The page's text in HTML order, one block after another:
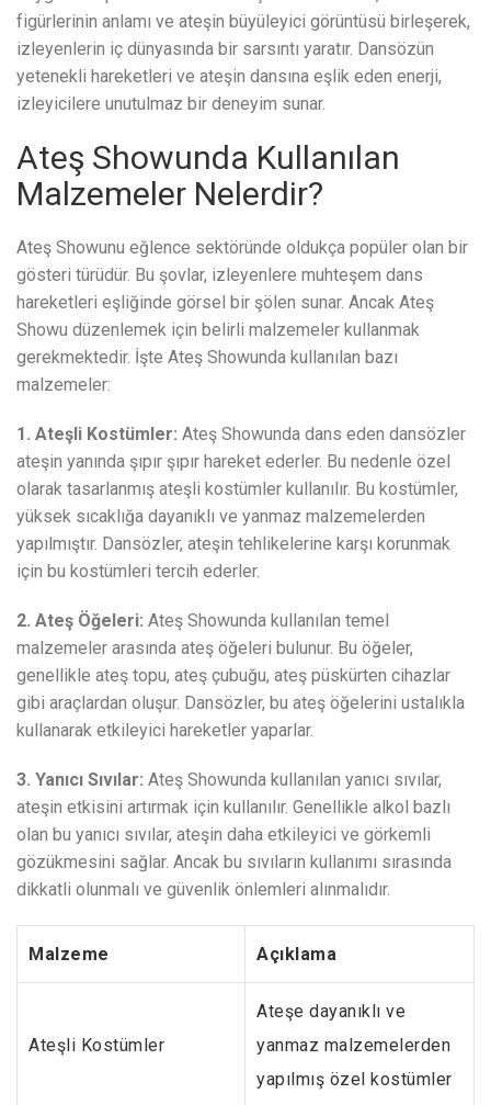
figürlerinin anlamı ve ateşin büyüleyici görüntüsü birleşerek,
izleyenlerin iç dünyasında bir sarsıntı yaratır. Dansözün
yetenekli hareketleri ve ateşin dansına eşlik eden enerji,
izleyicilere unutulmaz bir deneyim sunar.
Ateş Showunda Kullanılan
Malzemeler Nelerdir?
Ateş Showunu eğlence sektöründe oldukça popüler olan bir
gösteri türüdür. Bu şovlar, izleyenlere muhteşem dans
hareketleri eşliğinde görsel bir şölen sunar. Ancak Ateş
Showu düzenlemek için belirli malzemeler kullanmak
gerekmektedir. İşte Ateş Showunda kullanılan bazı
malzemeler:
1. Ateşli Kostümler: Ateş Showunda dans eden dansözler
ateşin yanında şıpır şıpır hareket ederler. Bu nedenle özel
olarak tasarlanmış ateşli kostümler kullanılır. Bu kostümler,
yüksek sıcaklığa dayanıklı ve yanmaz malzemelerden
yapılmıştır. Dansözler, ateşin tehlikelerine karşı korunmak
için bu kostümleri tercih ederler.
2. Ateş Öğeleri: Ateş Showunda kullanılan temel
malzemeler arasında ateş öğeleri bulunur. Bu öğeler,
genellikle ateş topu, ateş çubuğu, ateş püskürten cihazlar
gibi araçlardan oluşur. Dansözler, bu ateş öğelerini ustalıkla
kullanarak etkileyici hareketler yaparlar.
3. Yanıcı Sıvılar: Ateş Showunda kullanılan yanıcı sıvılar,
ateşin etkisini artırmak için kullanılır. Genellikle alkol bazlı
olan bu yanıcı sıvılar, ateşin daha etkileyici ve görkemli
gözükmesini sağlar. Ancak bu sıvıların kullanımı sırasında
dikkatli olunmalı ve güvenlik önlemleri alınmalıdır.
Malzeme Açıklama
Ateşli Kostümler
Ateşe dayanıklı ve
yanmaz malzemelerden
yapılmış özel kostümler